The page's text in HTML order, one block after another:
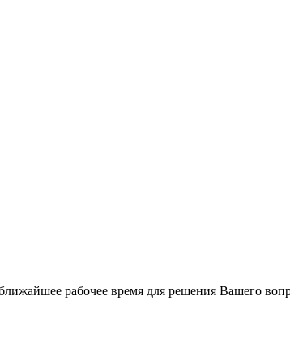
рабочее время для решения Вашего